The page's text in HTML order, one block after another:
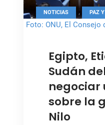
Foto: ONU, El Consejo
NOTICIAS , PAZ
Egipto,
Sudán
negociar
sobre la
Nilo